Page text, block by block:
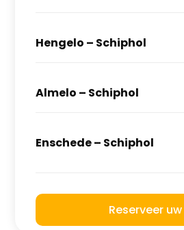
Hengelo – Schiphol
Almelo – Schiphol
Enschede – Schiphol
Reserveer